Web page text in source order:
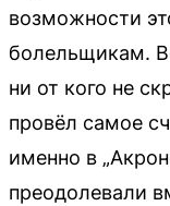
возможности
болельщикам.
ни от кого не
провёл самое
именно в
преодолевали